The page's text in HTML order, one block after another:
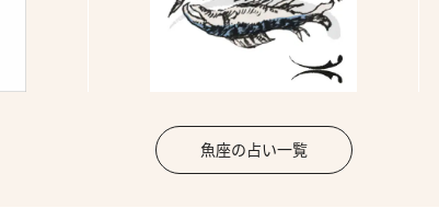
魚座の占い一覧